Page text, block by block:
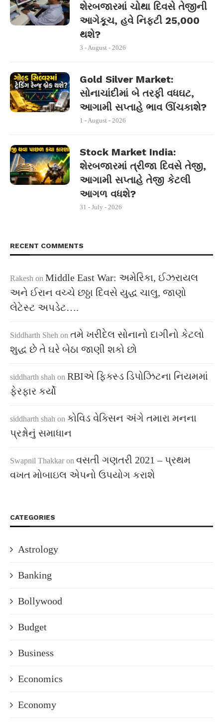
શેરબજારમાં ચોથા દિવસે તેજીની
આગેકૂચ, હવે નિફ્ટી 25,000
થશે?
3 - August - 2026
Gold Silver Market:
સોનાચાંદીમાં બે તરફી વધઘટ,
આગામી સપ્તાહે ભાવ ઊંચકાશે?
1 - August - 2026
Stock Market India:
શેરબજારમાં ત્રીજા દિવસે તેજી,
આગામી સપ્તાહે તેજી કેટલી
આગળ વધશે?
31 - July - 2026
RECENT COMMENTS
Rakesh on Middle East War: અમેરિકા, ઈઝરાયલ
અને ઈરાન વચ્ચે છઠ્ઠા દિવસે યુદ્ધ ચાલુ, જાણો
લેટેસ્ટ અપડેટ….
Siddharth Sheh on તમે ખરીદેલ સોનાનો દાગીનો કેટલો
શુદ્ધ છે તે ઘરે બેઠા જાણી શકો છો
siddharth shah on RBIએ ફિક્સ્ડ ડિપોઝિટના નિયમમાં
ફેરફાર કર્યો
siddharth shah on કોવિડ વેક્સિન અંગે તમારા મનના
પ્રશ્નોનું સમાધાન
Swapnil Thakkar on વસતી ગણતરી 2021 – પ્રથમ
વખત મોબાઇલ એપનો ઉપયોગ કરાશે
CATEGORIES
Astrology
Banking
Bollywood
Budget
Business
Economics
Economy